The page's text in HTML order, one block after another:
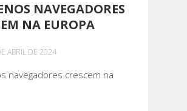
NAVEGADORES
NA EUROPA
ABRIL DE 2024
navegadores crescem na